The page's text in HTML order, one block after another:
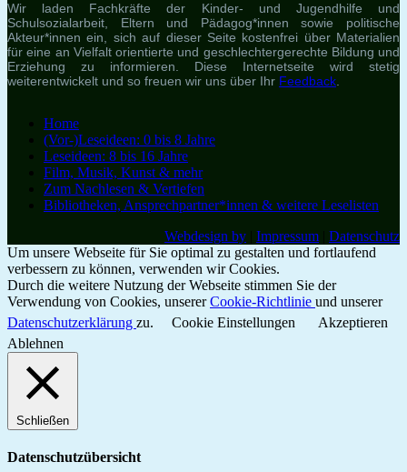
Wir laden Fachkräfte der Kinder- und Jugendhilfe und
Schulsozialarbeit, Eltern und Pädagog*innen sowie politische
Akteur*innen ein, sich auf dieser Seite kostenfrei über Materialien
für eine an Vielfalt orientierte und geschlechtergerechte Bildung und
Erziehung zu informieren. Diese Internetseite wird stetig
weiterentwickelt und so freuen wir uns über Ihr Feedback
Home
(Vor-)Leseideen: 0 bis 8 Jahre
Leseideen: 8 bis 16 Jahre
Film, Musik, Kunst & mehr
Zum Nachlesen & Vertiefen
Bibliotheken, Ansprechpartner*innen & weitere Leselisten
Webdesign by
Impressum
Datenschutz
Um unsere Webseite für Sie optimal zu gestalten und fortlaufend
verbessern zu können, verwenden wir Cookies.
Durch die weitere Nutzung der Webseite stimmen Sie der
Verwendung von Cookies, unsererCookie-Richtlinie und unserer
Datenschutzerklärung zu. Cookie Einstellungen
Akzeptieren
Ablehnen
Schließen
Datenschutzübersicht